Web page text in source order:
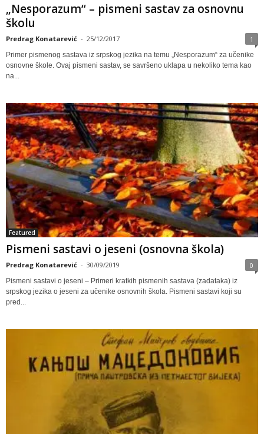
„Nesporazum“ – pismeni sastav za osnovnu
školu
Predrag Konatarević - 25/12/2017 1
Primer pismenog sastava iz srpskog jezika na temu „Nesporazum“ za učenike
osnovne škole. Ovaj pismeni sastav, se savršeno uklapa u nekoliko tema kao
na...
Featured
Pismeni sastavi o jeseni (osnovna škola)
Predrag Konatarević - 30/09/2019 0
Pismeni sastavi o jeseni – Primeri kratkih pismenih sastava (zadataka) iz
srpskog jezika o jeseni za učenike osnovnih škola. Pismeni sastavi koji su
pred...